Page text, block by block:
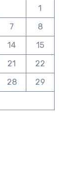
1
7
8
14
15
21
22
28
29